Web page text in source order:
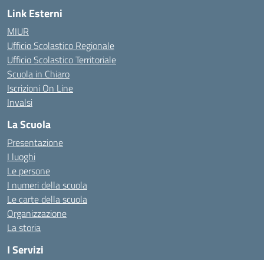
Link Esterni
MIUR
Ufficio Scolastico Regionale
Ufficio Scolastico Territoriale
Scuola in Chiaro
Iscrizioni On Line
Invalsi
La Scuola
Presentazione
I luoghi
Le persone
I numeri della scuola
Le carte della scuola
Organizzazione
La storia
I Servizi